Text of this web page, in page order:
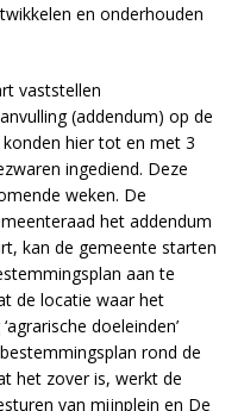
en onderhouden
vaststellen
(addendum) op de
hier tot en met 3
ingediend. Deze
weken. De
het addendum
kan de gemeente starten
aan te
de locatie waar het
doeleinden’
rond de
het zover is, werkt de
van mijnplein en De